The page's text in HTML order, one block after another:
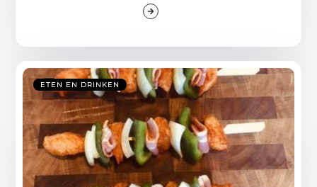
ETEN EN DRINKEN